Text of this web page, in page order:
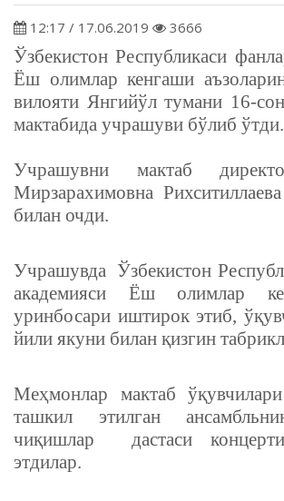
12:17 / 17.06.2019 3666
Ўзбекистон Республикаси
Ёш олимлар кенгаши
вилояти Янгийўл тумани 16-
мактабида учрашуви бўлиб ўтди.
Учрашувни мактаб
Мирзарахимовна
билан очди.
Учрашувда Ўзбекистон
академияси Ёш олимлар
уринбосари иштирок этиб,
йили якуни билан қизгин
Меҳмонлар мактаб
ташкил этилган
чиқишлар дастаси
этдилар.